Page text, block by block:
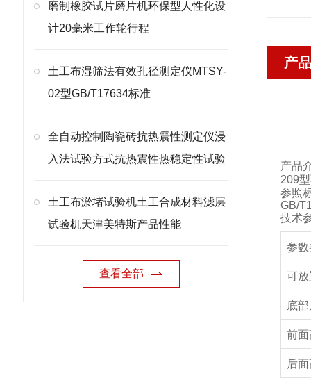
磨制橡胶试片磨片机环保型人性化设
计20毫米工作轮行程
土工布湿筛法有效孔径测定仪MTSY-
02型GB/T17634标准
全自动控制陶瓷砖抗热震性测定仪浸
入法试验方式抗热震性热稳定性试验
土工布淤堵试验机土工合成材料滤层
试验机天津美特斯产品性能
查看全部
产
产品
209
参照
GB/
技术
参
可
底
前面
后